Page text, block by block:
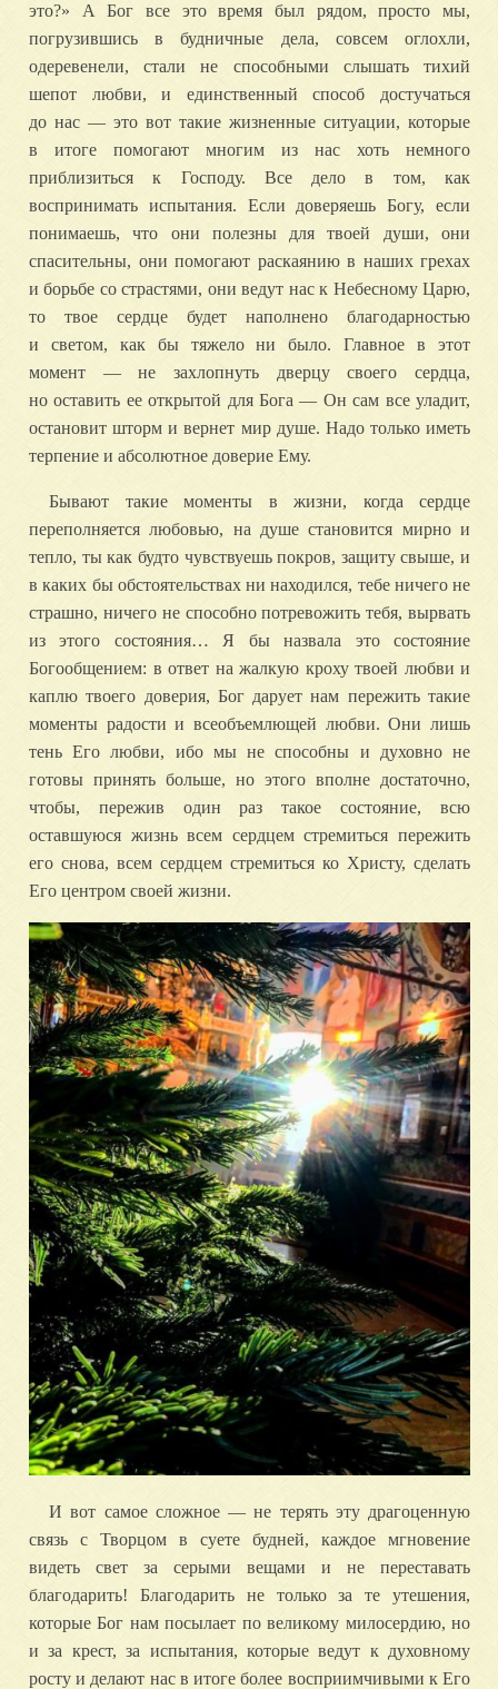
это?» А Бог все это время был рядом, просто мы,
погрузившись в будничные дела, совсем оглохли,
одеревенели, стали не способными слышать тихий
шепот любви, и единственный способ достучаться
до нас — это вот такие жизненные ситуации, которые
в итоге помогают многим из нас хоть немного
приблизиться к Господу. Все дело в том, как
воспринимать испытания. Если доверяешь Богу, если
понимаешь, что они полезны для твоей души, они
спасительны, они помогают раскаянию в наших грехах
и борьбе со страстями, они ведут нас к Небесному Царю,
то твое сердце будет наполнено благодарностью
и светом, как бы тяжело ни было. Главное в этот
момент — не захлопнуть дверцу своего сердца,
но оставить ее открытой для Бога — Он сам все уладит,
остановит шторм и вернет мир душе. Надо только иметь
терпение и абсолютное доверие Ему.
Бывают такие моменты в жизни, когда сердце
переполняется любовью, на душе становится мирно и
тепло, ты как будто чувствуешь покров, защиту свыше, и
в каких бы обстоятельствах ни находился, тебе ничего не
страшно, ничего не способно потревожить тебя, вырвать
из этого состояния… Я бы назвала это состояние
Богообщением: в ответ на жалкую кроху твоей любви и
каплю твоего доверия, Бог дарует нам пережить такие
моменты радости и всеобъемлющей любви. Они лишь
тень Его любви, ибо мы не способны и духовно не
готовы принять больше, но этого вполне достаточно,
чтобы, пережив один раз такое состояние, всю
оставшуюся жизнь всем сердцем стремиться пережить
его снова, всем сердцем стремиться ко Христу, сделать
Его центром своей жизни.
И вот самое сложное — не терять эту драгоценную
связь с Творцом в суете будней, каждое мгновение
видеть свет за серыми вещами и не переставать
благодарить! Благодарить не только за те утешения,
которые Бог нам посылает по великому милосердию, но
и за крест, за испытания, которые ведут к духовному
росту и делают нас в итоге более восприимчивыми к Его